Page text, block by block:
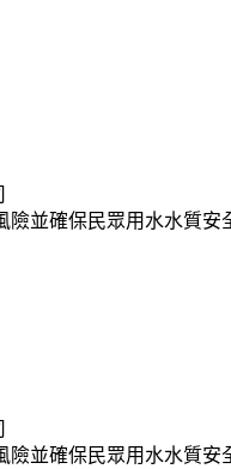
並確保民眾用水水質
並確保民眾用水水質